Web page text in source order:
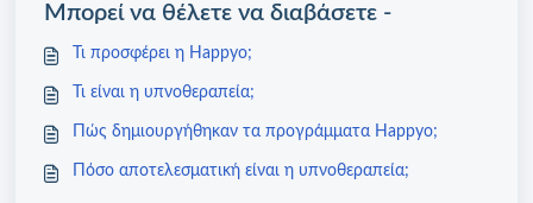
Μπορεί να θέλετε να διαβάσετε -
Τι προσφέρει η Happyo;
Τι είναι η υπνοθεραπεία;
Πώς δημιουργήθηκαν τα προγράμματα Happyo;
Πόσο αποτελεσματική είναι η υπνοθεραπεία;